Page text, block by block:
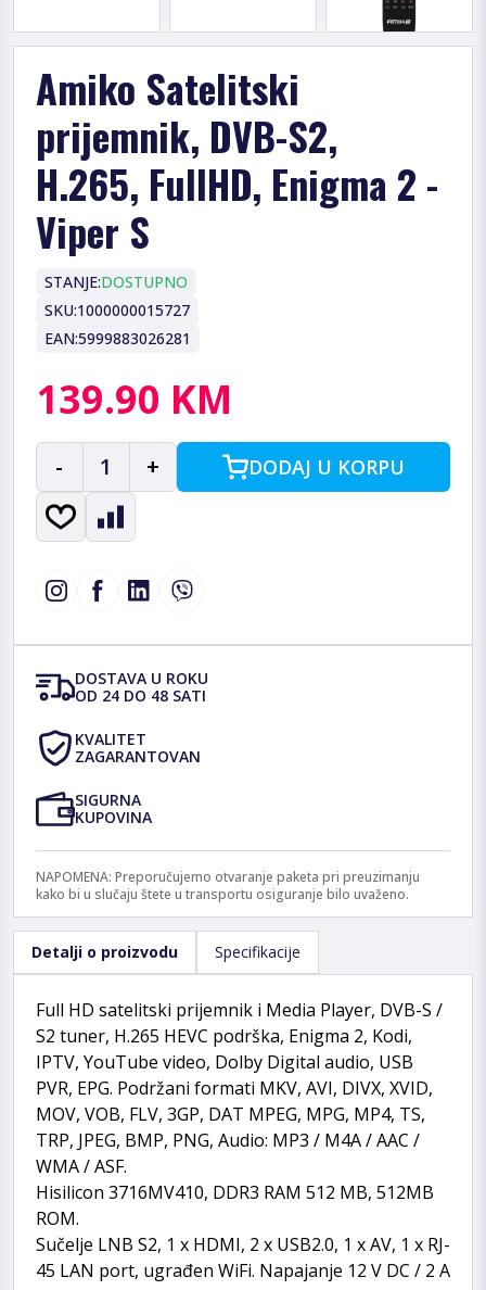
Amiko Satelitski
prijemnik, DVB-S2,
H.265, FullHD, Enigma 2 -
Viper S
STANJE:DOSTUPNO
SKU:1000000015727
EAN:5999883026281
139.90 KM
- 1 + DODAJ U KORPU
DOSTAVA U ROKU
OD 24 DO 48 SATI
KVALITET
ZAGARANTOVAN
SIGURNA
KUPOVINA
NAPOMENA: Preporučujemo otvaranje paketa pri preuzimanju
kako bi u slučaju štete u transportu osiguranje bilo uvaženo.
Detalji o proizvodu Specifikacije
Full HD satelitski prijemnik i Media Player, DVB-S /
S2 tuner, H.265 HEVC podrška, Enigma 2, Kodi,
IPTV, YouTube video, Dolby Digital audio, USB
PVR, EPG. Podržani formati MKV, AVI, DIVX, XVID,
MOV, VOB, FLV, 3GP, DAT MPEG, MPG, MP4, TS,
TRP, JPEG, BMP, PNG, Audio: MP3 / M4A / AAC /
WMA / ASF.
Hisilicon 3716MV410, DDR3 RAM 512 MB, 512MB
ROM.
Sučelje LNB S2, 1 x HDMI, 2 x USB2.0, 1 x AV, 1 x RJ-
45 LAN port, ugrađen WiFi. Napajanje 12 V DC / 2 A